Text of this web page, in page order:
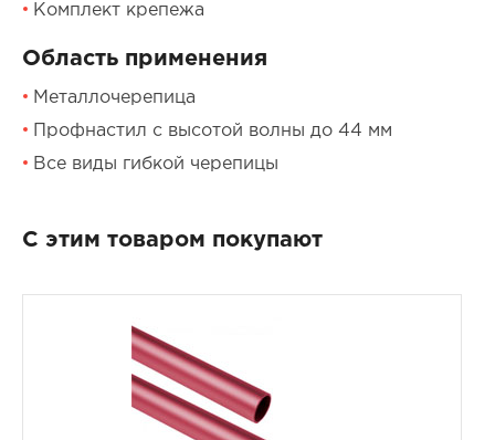
Комплект крепежа
Область применения
Металлочерепица
Профнастил с высотой волны до 44 мм
Все виды гибкой черепицы
С этим товаром покупают